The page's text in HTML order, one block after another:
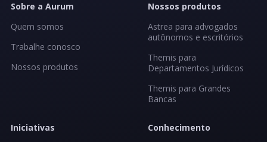
Sobre a Aurum
Quem somos
Trabalhe conosco
Nossos produtos
Nossos produtos
Astrea para advogados
autônomos e escritórios
Themis para
Departamentos Jurídicos
Themis para Grandes
Bancas
Iniciativas
Conhecimento